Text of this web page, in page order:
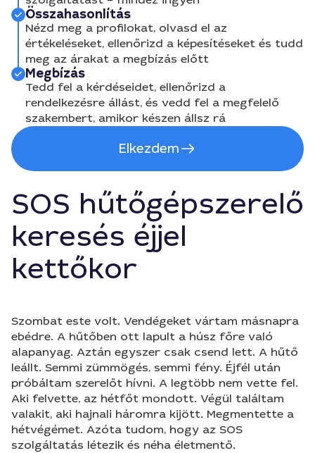
Összahasonlítás
Nézd meg a profilokat, olvasd el az
értékeléseket, ellenőrizd a képesítéseket és tudd
meg az árakat a megbízás előtt
Megbízás
Tedd fel a kérdéseidet, ellenőrizd a
rendelkezésre állást, és vedd fel a megfelelő
szakembert, amikor készen állsz rá
Elkezdem
SOS hűtőgépszerelő
keresés éjjel
kettőkor
Szombat este volt. Vendégeket vártam másnapra
ebédre. A hűtőben ott lapult a húsz főre való
alapanyag. Aztán egyszer csak csend lett. A hűtő
leállt. Semmi zümmögés, semmi fény. Éjfél után
próbáltam szerelőt hívni. A legtöbb nem vette fel.
Aki felvette, az hétfőt mondott. Végül találtam
valakit, aki hajnali háromra kijött. Megmentette a
hétvégémet. Azóta tudom, hogy az SOS
szolgáltatás létezik és néha életmentő.